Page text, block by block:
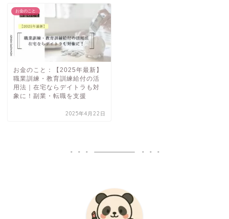
お金のこと
お金のこと：【2025年最新】
職業訓練・教育訓練給付の活
用法｜在宅ならデイトラも対
象に！副業・転職を支援
2025年4月22日